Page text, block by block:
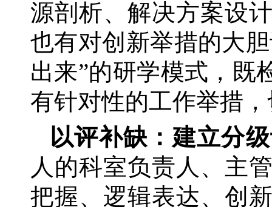
源剖析、解决方案设
也有对创新举措的大
出来”的研学模式，既
有针对性的工作举措
以评补缺：建立分
人的科室负责人、主
把握、逻辑表达、创